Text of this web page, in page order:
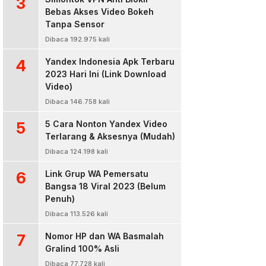
Bebas Akses Video Bokeh
Tanpa Sensor
Dibaca 192.975 kali
4
Yandex Indonesia Apk Terbaru
2023 Hari Ini (Link Download
Video)
Dibaca 146.758 kali
5
5 Cara Nonton Yandex Video
Terlarang & Aksesnya (Mudah)
Dibaca 124.198 kali
6
Link Grup WA Pemersatu
Bangsa 18 Viral 2023 (Belum
Penuh)
Dibaca 113.526 kali
7
Nomor HP dan WA Basmalah
Gralind 100% Asli
Dibaca 77.728 kali